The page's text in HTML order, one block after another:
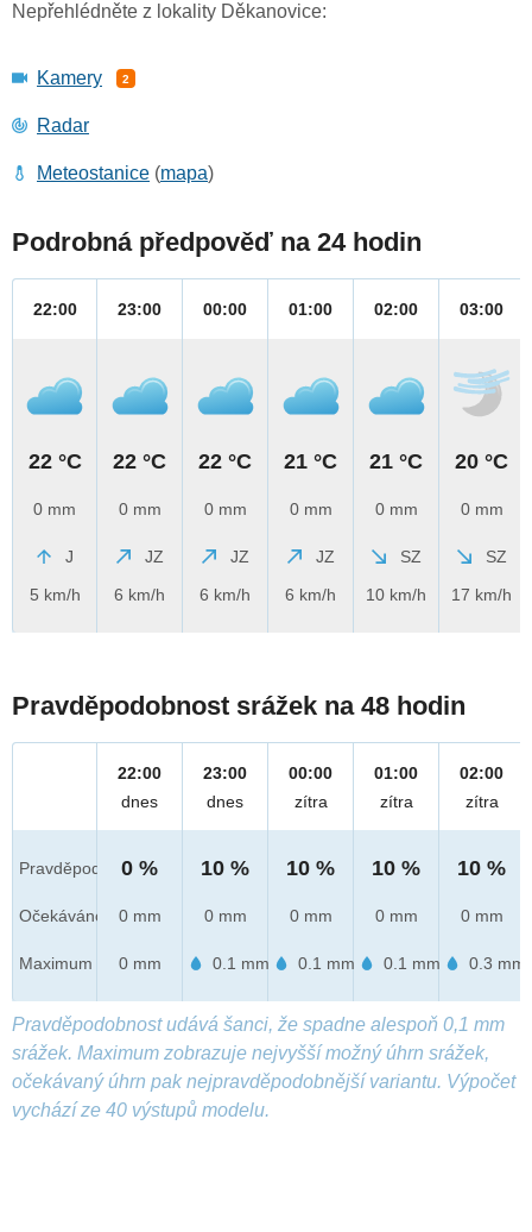
Nepřehlédněte z lokality Děkanovice:
Kamery 2
Radar
Meteostanice (mapa)
Podrobná předpověď na 24 hodin
22:00
22 °C
0 mm
J
5 km/h
23:00
22 °C
0 mm
JZ
6 km/h
00:00
22 °C
0 mm
JZ
6 km/h
01:00
21 °C
0 mm
JZ
6 km/h
02:00
21 °C
0 mm
SZ
10 km/h
03:00
20 °C
0 mm
SZ
17 km/h
Pravděpodobnost srážek na 48 hodin
Pravděpod.
Očekáváno
Maximum
22:00
dnes
0 %
0 mm
0 mm
23:00
dnes
10 %
0 mm
0.1 mm
00:00
zítra
10 %
0 mm
0.1 mm
01:00
zítra
10 %
0 mm
0.1 mm
02:00
zítra
10 %
0 mm
0.3 mm
Pravděpodobnost udává šanci, že spadne alespoň 0,1 mm
srážek. Maximum zobrazuje nejvyšší možný úhrn srážek,
očekávaný úhrn pak nejpravděpodobnější variantu. Výpočet
vychází ze 40 výstupů modelu.